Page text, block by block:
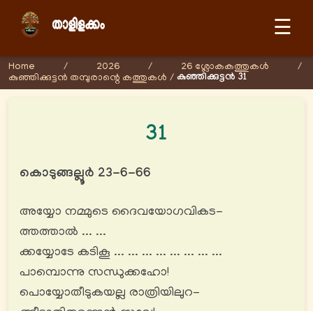
☰
Home / 2026 / 26 ശ്ലോകകത്തുകള്‍
/
കുഞ്ഞിക്കുട്ടൻ തമ്പുരാന്റെ കത്തുകള്‍ / കുഞ്ഞിക്കുട്ടൻ 31
31
കൊടുങ്ങല്ലൂർ 23-6-66
അയ്യോ നമ്മുടെ ദൈവയോഗവികട-
ത്തത്താൽ ... ...
ക്കയ്യോടേ കടികൂ ... ... ... ... ... ... ... ...
പാമ്പൊന്നു സന്ധുക്കഹോ!
പൊയ്യോതീടുകയല്ല രാത്രിയിലുറ-